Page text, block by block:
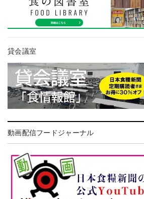
貸会議室
動画配信フードジャーナル